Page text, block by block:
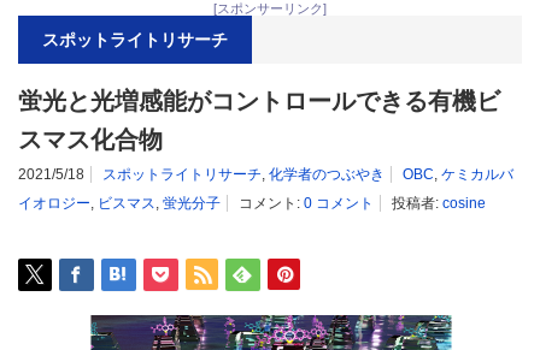
[スポンサーリンク]
スポットライトリサーチ
蛍光と光増感能がコントロールできる有機ビ
スマス化合物
2021/5/18 スポットライトリサーチ, 化学者のつぶやき OBC, ケミカルバ
イオロジー, ビスマス, 蛍光分子 コメント: 0 コメント 投稿者: cosine